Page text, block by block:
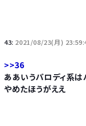
43: 2021/08/23(月)
>>36
ああいうパロディ系
やめたほうがええ